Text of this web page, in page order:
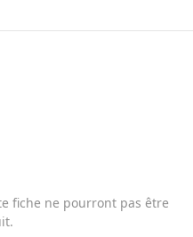
fiche ne pourront pas être